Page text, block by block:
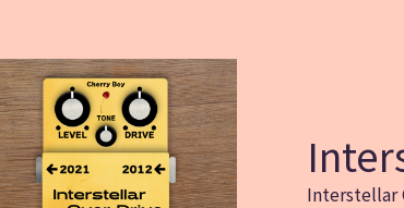
Interstellar